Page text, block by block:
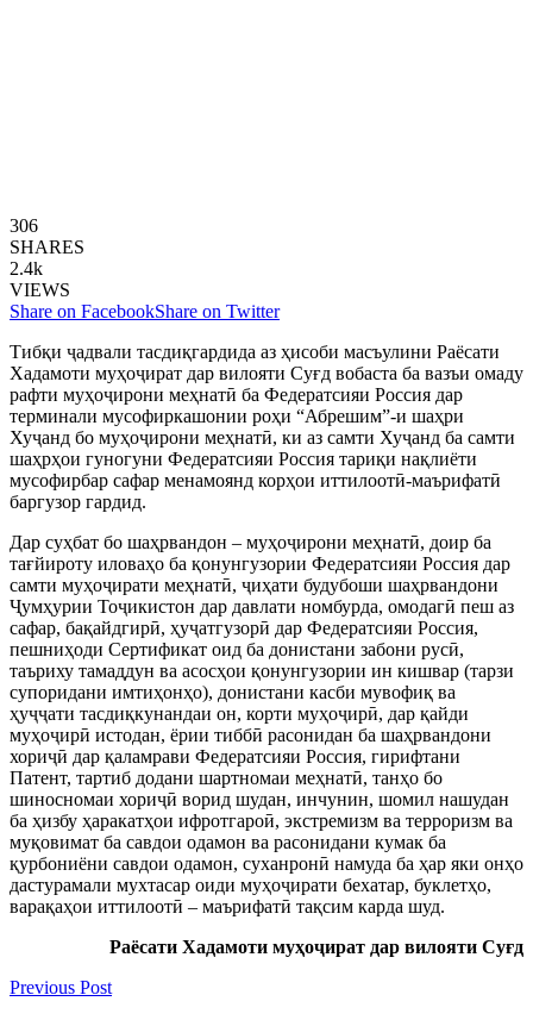
306
SHARES
2.4k
VIEWS
Share on FacebookShare on Twitter
Тибқи ҷадвали тасдиқгардида аз ҳисоби масъулини Раёсати
Хадамоти муҳоҷират дар вилояти Суғд вобаста ба вазъи омаду
рафти муҳоҷирони меҳнатӣ ба Федератсияи Россия дар
терминали мусофиркашонии роҳи “Абрешим”-и шаҳри
Хуҷанд бо муҳоҷирони меҳнатӣ, ки аз самти Хуҷанд ба самти
шаҳрҳои гуногуни Федератсияи Россия тариқи нақлиёти
мусофирбар сафар менамоянд корҳои иттилоотӣ-маърифатӣ
баргузор гардид.
Дар суҳбат бо шаҳрвандон – муҳоҷирони меҳнатӣ, доир ба
тағйироту иловаҳо ба қонунгузории Федератсияи Россия дар
самти муҳоҷирати меҳнатӣ, ҷиҳати будубоши шаҳрвандони
Ҷумҳурии Тоҷикистон дар давлати номбурда, омодагӣ пеш аз
сафар, бақайдгирӣ, ҳуҷатгузорӣ дар Федератсияи Россия,
пешниҳоди Сертификат оид ба донистани забони русӣ,
таъриху тамаддун ва асосҳои қонунгузории ин кишвар (тарзи
супоридани имтиҳонҳо), донистани касби мувофиқ ва
ҳуҷҷати тасдиқкунандаи он, корти муҳоҷирӣ, дар қайди
муҳоҷирӣ истодан, ёрии тиббӣ расонидан ба шаҳрвандони
хориҷӣ дар қаламрави Федератсияи Россия, гирифтани
Патент, тартиб додани шартномаи меҳнатӣ, танҳо бо
шиносномаи хориҷӣ ворид шудан, инчунин, шомил нашудан
ба ҳизбу ҳаракатҳои ифротгароӣ, экстремизм ва терроризм ва
муқовимат ба савдои одамон ва расонидани кумак ба
қурбониёни савдои одамон, суханронӣ намуда ба ҳар яки онҳо
дастурамали мухтасар оиди муҳоҷирати бехатар, буклетҳо,
варақаҳои иттилоотӣ – маърифатӣ тақсим карда шуд.
Раёсати Хадамоти муҳоҷират дар вилояти Суғд
Previous Post